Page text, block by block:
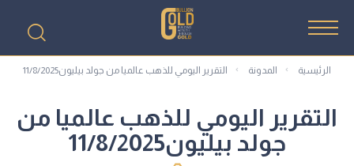
الرئيسية المدونة التقرير اليومي للذهب عالميا من جولد بيليون11/8/2025
التقرير اليومي للذهب عالميا من
جولد بيليون11/8/2025